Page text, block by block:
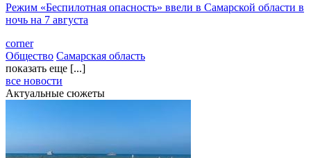
Режим «Беспилотная опасность» ввели в Самарской области в
ночь на 7 августа
corner
Общество Самарская область
показать еще [...]
все новости
Актуальные сюжеты